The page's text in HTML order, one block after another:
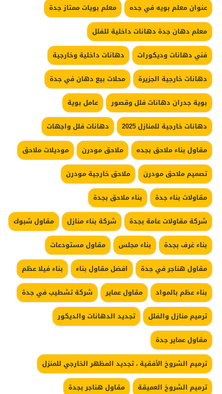
عنوان معلم بويه في جده
معلم بويات ممتاز جدة
معلم دهان جدة دهانات داخلية للفلل
فني دهانات وديكورات
دهانات داخلية وخارجية
دهانات خارجية الجزيرة
محلات بيع دهان في جدة
بوية جدران دهانات فلل وقصور
عامل بوية
دهانات خارجية للمنازل 2025
دهانات فلل واجهات
مقاول بناء ملاحق بجده
ملاحق مودرن
موديلات ملاحق
تصميم ملاحق مودرن
ملاحق خارجية مودرن
مقاولات بناء جدة
بناء ملاحق بجدة
شركة مقاولات عامة بجدة
شركة بناء منازل
مقاول شبوك
بناء غرف بجدة
بناء مجلس
مقاول مستودعات
مقاول هناجر في جدة
افضل مقاول بناء
بناء فيلا عظم
بناء عظم بالمواد
مقاول عماير
شركة تشطيب في جدة
ترميم منازل والفلل
تجديد الدهانات والديكور
مقاول عماير جدة
ترميم الشروخ الأفقية ، تجديد المظهر الخارجي للمنزل
ترميم الشروخ العميقة
مقاول هناجر بجدة